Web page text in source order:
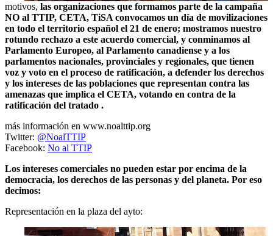
motivos, las organizaciones que formamos parte de la campaña
NO al TTIP, CETA, TiSA convocamos un día de movilizaciones
en todo el territorio español el 21 de enero; mostramos nuestro
rotundo rechazo a este acuerdo comercial, y conminamos al
Parlamento Europeo, al Parlamento canadiense y a los
parlamentos nacionales, provinciales y regionales, que tienen
voz y voto en el proceso de ratificación, a defender los derechos
y los intereses de las poblaciones que representan contra las
amenazas que implica el CETA, votando en contra de la
ratificación del tratado .
más información en www.noalttip.org
Twitter: @NoalTTIP
Facebook: No al TTIP
Los intereses comerciales no pueden estar por encima de la
democracia, los derechos de las personas y del planeta. Por eso
decimos:
Representación en la plaza del ayto: